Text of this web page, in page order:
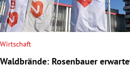
Wirtschaft
Waldbrände: Rosenbauer